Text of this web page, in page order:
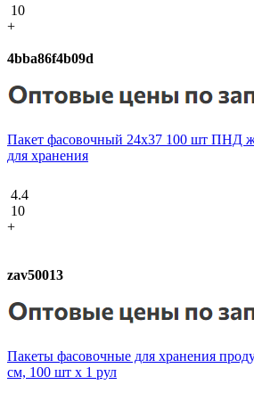
10
+
4bba86f4b09d
Пакет фасовочный 24х37 100 шт ПНД
для хранения
4.4
10
+
zav50013
Пакеты фасовочные для хранения
см, 100 шт х 1 рул